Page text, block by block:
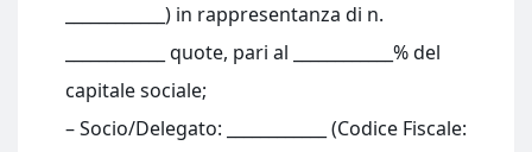
____________) in rappresentanza di n.
____________ quote, pari al ____________% del
capitale sociale;
– Socio/Delegato: ____________ (Codice Fiscale: